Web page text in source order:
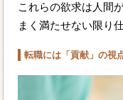
これらの欲求は人間
まく満たせない限り
転職には「貢献」の視